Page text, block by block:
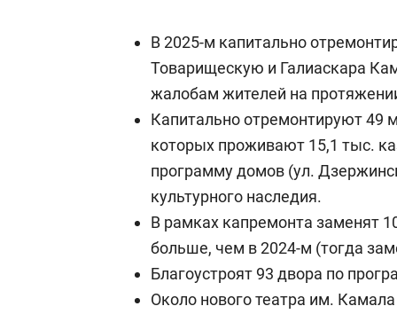
В 2025-м капитально
Товарищескую и Галиаскара
жалобам жителей на
Капитально отремонтируют 49
которых проживают 15,1 тыс.
программу домов (ул.
культурного наследия.
В рамках капремонта заменят
больше, чем в 2024-м (тогда
Благоустроят 93 двора по
Около нового театра им.